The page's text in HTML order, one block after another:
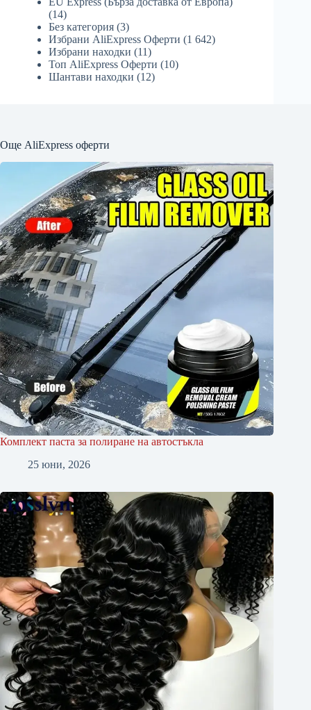
(14)
Без категория (3)
Избрани AliExpress Оферти (1 642)
Избрани находки (11)
Топ AliExpress Оферти (10)
Шантави находки (12)
Още AliExpress оферти
Комплект паста за полиране на автостъкла
25 юни, 2026